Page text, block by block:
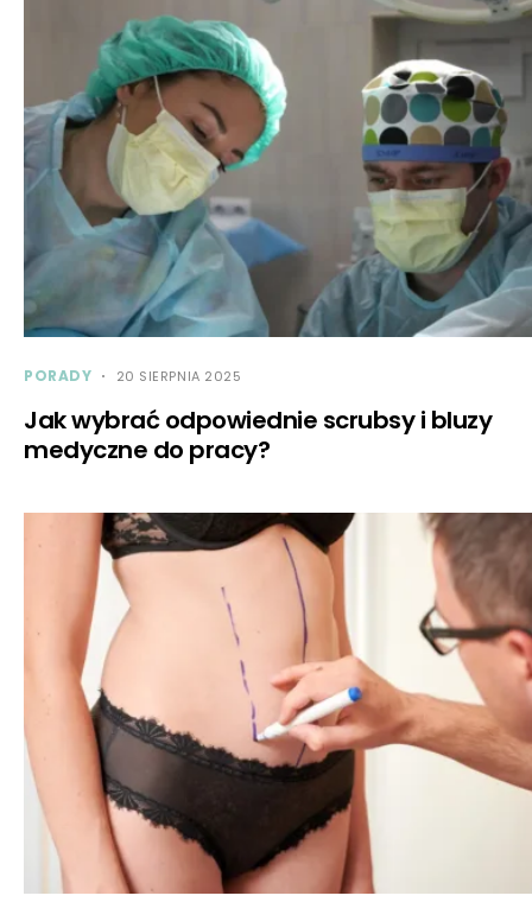
PORADY 20 SIERPNIA 2025
Jak wybrać odpowiednie scrubsy i bluzy
medyczne do pracy?